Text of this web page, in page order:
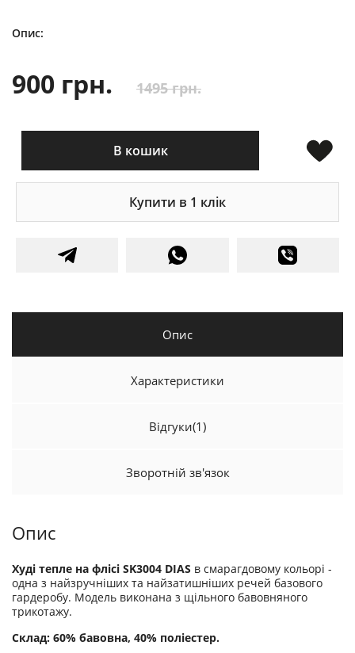
Опис:
900 грн. 1495 грн.
В кошик
Купити в 1 клік
Опис
Характеристики
Відгуки(1)
Зворотній зв'язок
Опис
Худі тепле на флісі SK3004 DIAS в смарагдовому кольорі -
одна з найзручніших та найзатишніших речей базового
гардеробу. Модель виконана з щільного бавовняного
трикотажу.
Склад: 60% бавовна, 40% поліестер.